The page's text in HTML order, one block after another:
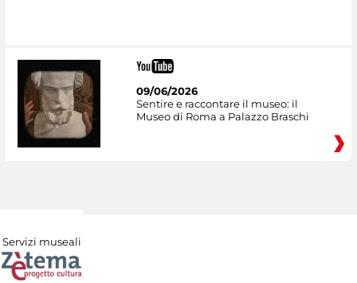
09/06/2026
Sentire e raccontare il museo: il
Museo di Roma a Palazzo Braschi
Servizi museali